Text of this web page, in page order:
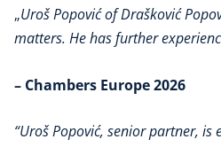
„Uroš Popović of Drašković
matters. He has further
– Chambers Europe 2026
“Uroš Popović, senior partner,